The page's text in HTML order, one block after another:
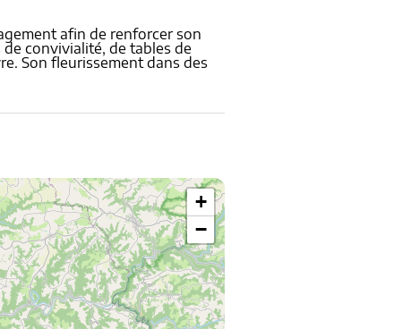
afin de renforcer son
convivialité, de tables de
Son fleurissement dans des
+
−